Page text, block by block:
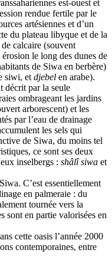
est-ouest et
rendue fertile par le
artésiennes et d’un
du plateau libyque et de la
calcaire (souvent
le long des dunes de
de Siwa en berbère)
siwi, et djebel en arabe).
décrit par la seule
ombrageant les jardins
arborescent) et les
par l’eau de drainage
les sels qui
de Siwa, du moins tel
ce sont ses deux
inselbergs : shâlî siwa et
C’est essentiellement
en palmeraie : du
tournée vers la
sont en partie valorisées en
cette oasis l’année 2000
contemporaines, entre